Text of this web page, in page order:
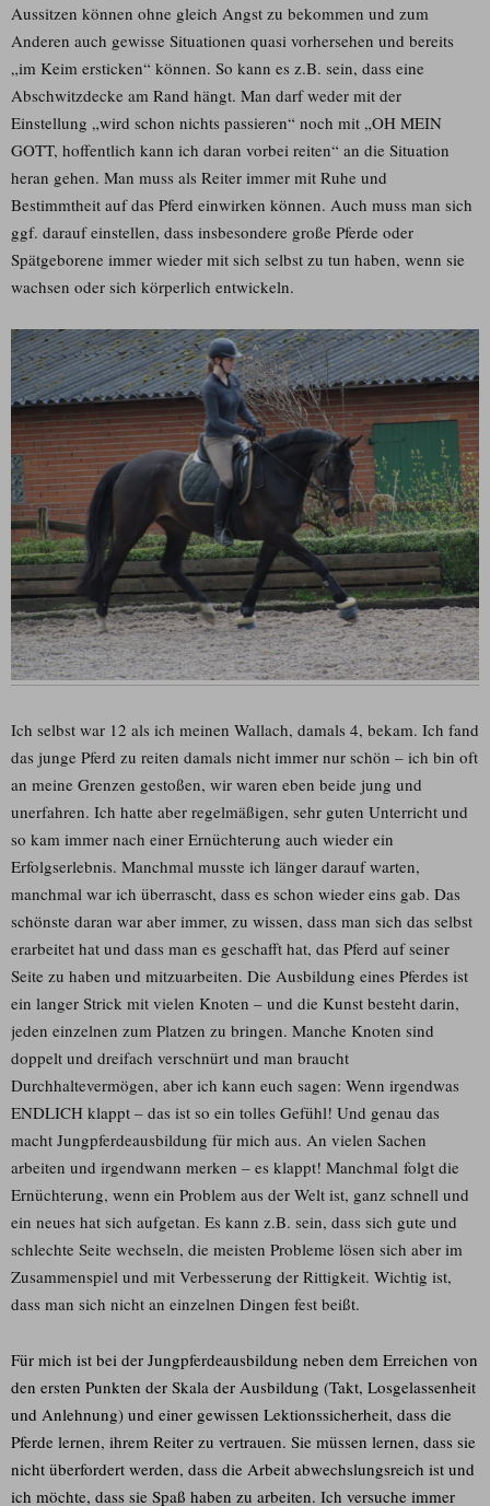
Aussitzen können ohne gleich Angst zu bekommen und zum
Anderen auch gewisse Situationen quasi vorhersehen und bereits
„im Keim ersticken“ können. So kann es z.B. sein, dass eine
Abschwitzdecke am Rand hängt. Man darf weder mit der
Einstellung „wird schon nichts passieren“ noch mit „OH MEIN
GOTT, hoffentlich kann ich daran vorbei reiten“ an die Situation
heran gehen. Man muss als Reiter immer mit Ruhe und
Bestimmtheit auf das Pferd einwirken können. Auch muss man sich
ggf. darauf einstellen, dass insbesondere große Pferde oder
Spätgeborene immer wieder mit sich selbst zu tun haben, wenn sie
wachsen oder sich körperlich entwickeln.
Ich selbst war 12 als ich meinen Wallach, damals 4, bekam. Ich fand
das junge Pferd zu reiten damals nicht immer nur schön – ich bin oft
an meine Grenzen gestoßen, wir waren eben beide jung und
unerfahren. Ich hatte aber regelmäßigen, sehr guten Unterricht und
so kam immer nach einer Ernüchterung auch wieder ein
Erfolgserlebnis. Manchmal musste ich länger darauf warten,
manchmal war ich überrascht, dass es schon wieder eins gab. Das
schönste daran war aber immer, zu wissen, dass man sich das selbst
erarbeitet hat und dass man es geschafft hat, das Pferd auf seiner
Seite zu haben und mitzuarbeiten. Die Ausbildung eines Pferdes ist
ein langer Strick mit vielen Knoten – und die Kunst besteht darin,
jeden einzelnen zum Platzen zu bringen. Manche Knoten sind
doppelt und dreifach verschnürt und man braucht
Durchhaltevermögen, aber ich kann euch sagen: Wenn irgendwas
ENDLICH klappt – das ist so ein tolles Gefühl! Und genau das
macht Jungpferdeausbildung für mich aus. An vielen Sachen
arbeiten und irgendwann merken – es klappt! Manchmal folgt die
Ernüchterung, wenn ein Problem aus der Welt ist, ganz schnell und
ein neues hat sich aufgetan. Es kann z.B. sein, dass sich gute und
schlechte Seite wechseln, die meisten Probleme lösen sich aber im
Zusammenspiel und mit Verbesserung der Rittigkeit. Wichtig ist,
dass man sich nicht an einzelnen Dingen fest beißt.
Für mich ist bei der Jungpferdeausbildung neben dem Erreichen von
den ersten Punkten der Skala der Ausbildung (Takt, Losgelassenheit
und Anlehnung) und einer gewissen Lektionssicherheit, dass die
Pferde lernen, ihrem Reiter zu vertrauen. Sie müssen lernen, dass sie
nicht überfordert werden, dass die Arbeit abwechslungsreich ist und
ich möchte, dass sie Spaß haben zu arbeiten. Ich versuche immer